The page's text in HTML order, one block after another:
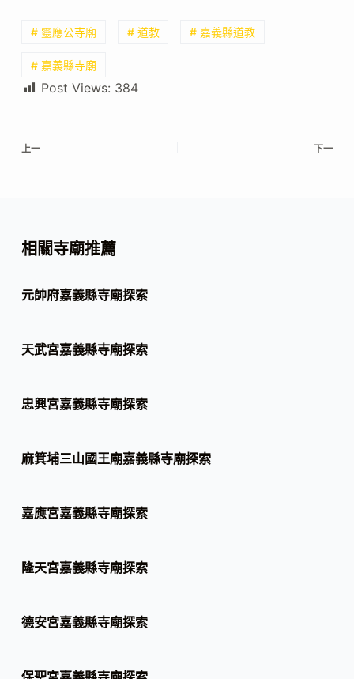
# 靈應公寺廟 # 道教 # 嘉義縣道教
# 嘉義縣寺廟
Post Views: 384
上一 下一
相關寺廟推薦
元帥府嘉義縣寺廟探索
天武宮嘉義縣寺廟探索
忠興宮嘉義縣寺廟探索
麻箕埔三山國王廟嘉義縣寺廟探索
嘉應宮嘉義縣寺廟探索
隆天宮嘉義縣寺廟探索
德安宮嘉義縣寺廟探索